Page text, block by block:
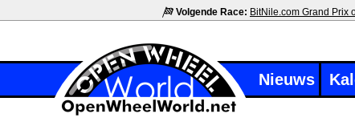
Volgende Race: BitNile.com Grand Prix
Nieuws